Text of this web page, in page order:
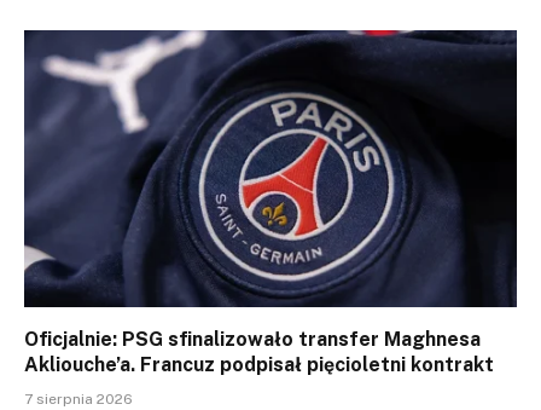
Oficjalnie: PSG sfinalizowało transfer Maghnesa
Akliouche’a. Francuz podpisał pięcioletni kontrakt
7 sierpnia 2026